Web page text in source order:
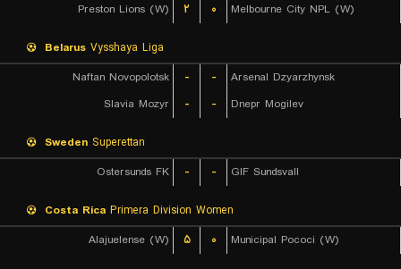
Preston Lions (W)
۲ ۰ Melbourne City NPL (W)
Belarus Vysshaya Liga
Naftan Novopolotsk
- -
Arsenal Dzyarzhynsk
Slavia Mozyr
- - Dnepr Mogilev
Sweden Superettan
Ostersunds FK
- - GIF Sundsvall
Costa Rica Primera Division Women
Alajuelense (W)
۵ ۰ Municipal Pococi (W)